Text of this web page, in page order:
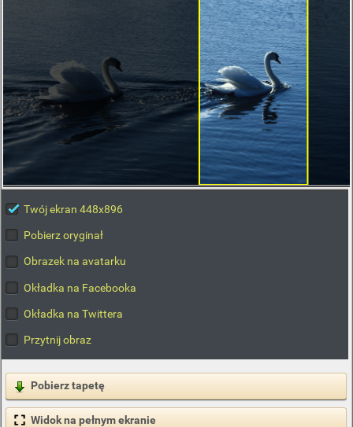
Twój ekran 448x896
Pobierz oryginał
Obrazek na avatarku
Okładka na Facebooka
Okładka na Twittera
Przytnij obraz
Pobierz tapetę
Widok na pełnym ekranie